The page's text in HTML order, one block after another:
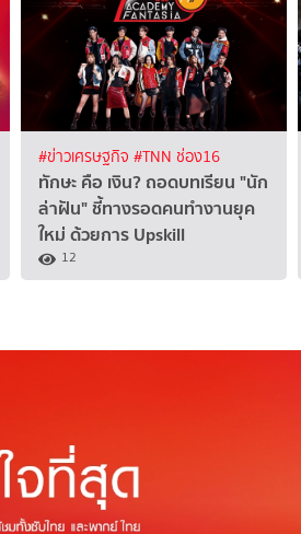
#ข่าวเศรษฐกิจ #TNN ช่อง16
ทักษะ คือ เงิน? ถอดบทเรียน "นัก
ล่าฝัน" ชี้ทางรอดคนทำงานยุค
ใหม่ ด้วยการ Upskill
12